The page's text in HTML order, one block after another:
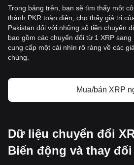
Trong bảng trên, bạn sẽ tìm thấy một
thành PKR toàn diện, cho thấy giá trị
Pakistan đối với những số tiền chuyển
bao gồm các chuyển đổi từ 1 XRP sang
cung cấp một cái nhìn rõ ràng về các
chúng.
Mua/bán XRP
Dữ liệu chuyển đổi
Biến động và thay